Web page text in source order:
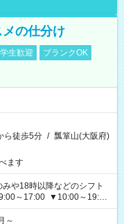
の仕分け
生歓迎
ブランクOK
ら徒歩5分 / 瓢箪山(大阪府)
ます
みや18時以降などのシフト
～17:00 ▼10:00～19:00
～